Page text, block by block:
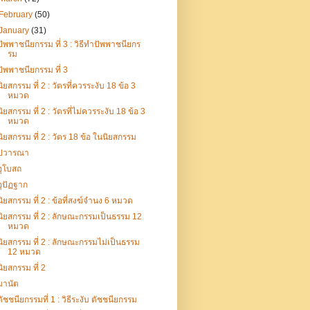
(50)
(31)
พพาชนียกรรม ที่ 3 : วิธีทำปัพพาชนียกร
รม
พพาชนียกรรม ที่ 3
ยสกรรม ที่ 2 : วัตรที่ควรระงับ 18 ข้อ 3
หมวด
ยสกรรม ที่ 2 : วัตรที่ไม่ควรระงับ 18 ข้อ 3
หมวด
ยสกรรม ที่ 2 : วัตร 18 ข้อ ในนิยสกรรม
วารณา
โบสถ
ปัฏฐาก
ยสกรรม ที่ 2 : ข้อที่สงฆ์จำนง 6 หมวด
ยสกรรม ที่ 2 : ลักษณะกรรมเป็นธรรม 12
หมวด
ยสกรรม ที่ 2 : ลักษณะกรรมไม่เป็นธรรม
12 หมวด
ยสกรรม ที่ 2
านัต
ชชนียกรรมที่ 1 : วิธีระงับ ตัชชนียกรรม